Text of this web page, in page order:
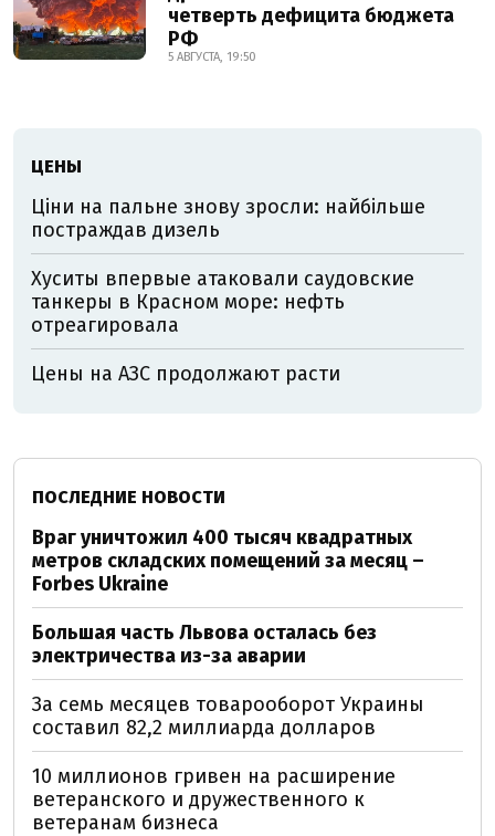
четверть дефицита бюджета
РФ
5 АВГУСТА, 19:50
ЦЕНЫ
Ціни на пальне знову зросли: найбільше
постраждав дизель
Хуситы впервые атаковали саудовские
танкеры в Красном море: нефть
отреагировала
Цены на АЗС продолжают расти
ПОСЛЕДНИЕ НОВОСТИ
Враг уничтожил 400 тысяч квадратных
метров складских помещений за месяц –
Forbes Ukraine
Большая часть Львова осталась без
электричества из-за аварии
За семь месяцев товарооборот Украины
составил 82,2 миллиарда долларов
10 миллионов гривен на расширение
ветеранского и дружественного к
ветеранам бизнеса